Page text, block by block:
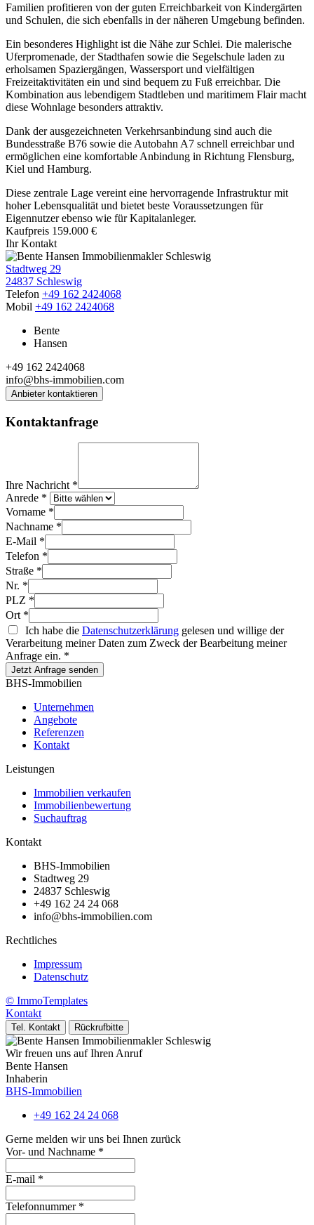
Familien profitieren von der guten Erreichbarkeit von Kindergärten
und Schulen, die sich ebenfalls in der näheren Umgebung befinden.
Ein besonderes Highlight ist die Nähe zur Schlei. Die malerische
Uferpromenade, der Stadthafen sowie die Segelschule laden zu
erholsamen Spaziergängen, Wassersport und vielfältigen
Freizeitaktivitäten ein und sind bequem zu Fuß erreichbar. Die
Kombination aus lebendigem Stadtleben und maritimem Flair macht
diese Wohnlage besonders attraktiv.
Dank der ausgezeichneten Verkehrsanbindung sind auch die
Bundesstraße B76 sowie die Autobahn A7 schnell erreichbar und
ermöglichen eine komfortable Anbindung in Richtung Flensburg,
Kiel und Hamburg.
Diese zentrale Lage vereint eine hervorragende Infrastruktur mit
hoher Lebensqualität und bietet beste Voraussetzungen für
Eigennutzer ebenso wie für Kapitalanleger.
Kaufpreis 159.000 €
Ihr Kontakt
Stadtweg 29
24837 Schleswig
Telefon +49 162 2424068
Mobil +49 162 2424068
Bente
Hansen
+49 162 2424068
info@bhs-immobilien.com
Anbieter kontaktieren
Kontaktanfrage
Ihre Nachricht *
Anrede *
Vorname *
Nachname *
E-Mail *
Telefon *
Straße *
Nr. *
PLZ *
Ort *
Ich habe die Datenschutzerklärung gelesen und willige der
Verarbeitung meiner Daten zum Zweck der Bearbeitung meiner
Anfrage ein. *
Jetzt Anfrage senden
BHS-Immobilien
Unternehmen
Angebote
Referenzen
Kontakt
Leistungen
Immobilien verkaufen
Immobilienbewertung
Suchauftrag
Kontakt
BHS-Immobilien
Stadtweg 29
24837 Schleswig
+49 162 24 24 068
info@bhs-immobilien.com
Rechtliches
Impressum
Datenschutz
© ImmoTemplates
Kontakt
Tel. Kontakt Rückrufbitte
Wir freuen uns auf Ihren Anruf
Bente Hansen
Inhaberin
BHS-Immobilien
+49 162 24 24 068
Gerne melden wir uns bei Ihnen zurück
Vor- und Nachname *
E-mail *
Telefonnummer *